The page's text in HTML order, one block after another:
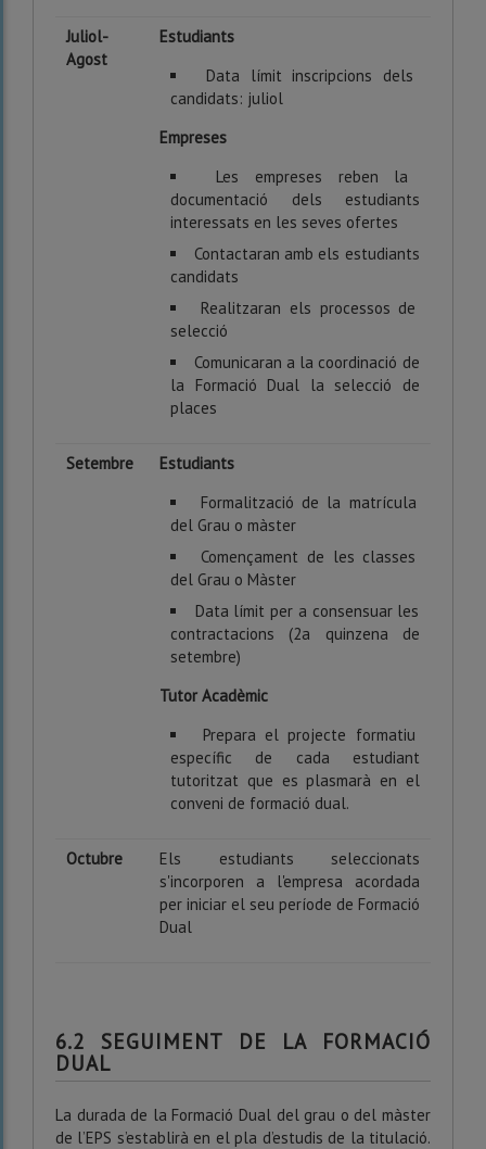
Juliol-
Agost
Estudiants
Data límit inscripcions dels
candidats: juliol
Empreses
Les empreses reben la
documentació dels estudiants
interessats en les seves ofertes
Contactaran amb els estudiants
candidats
Realitzaran els processos de
selecció
Comunicaran a la coordinació de
la Formació Dual la selecció de
places
Setembre
Estudiants
Formalització de la matrícula
del Grau o màster
Començament de les classes
del Grau o Màster
Data límit per a consensuar les
contractacions (2a quinzena de
setembre)
Tutor Acadèmic
Prepara el projecte formatiu
específic de cada estudiant
tutoritzat que es plasmarà en el
conveni de formació dual.
Octubre
Els estudiants seleccionats
s'incorporen a l'empresa acordada
per iniciar el seu període de Formació
Dual
6.2 SEGUIMENT DE LA FORMACIÓ
DUAL
La durada de la Formació Dual del grau o del màster
de l’EPS s’establirà en el pla d’estudis de la titulació.